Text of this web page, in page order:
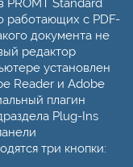
PROMT Standard
работающих с PDF-
документа не
редактор
установлен
Reader и Adobe
плагин
Plug-Ins
три кнопки: